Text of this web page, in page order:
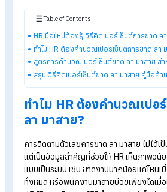
คิดอย่างถูกต้องจะช่วยให้คุณสรุปข้อมู
มืออาชีพมากขึ้น
Automated payroll
Online time-attendance
Payroll software pricing
Start a free 30-day trial